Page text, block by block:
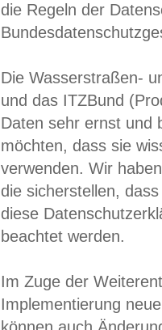
die Regeln der
Die Wasserstraßen-
und das ITZBund
Daten sehr ernst und
möchten, dass sie
verwenden. Wir
die sicherstellen,
diese
beachtet werden.
Im Zuge der
Implementierung